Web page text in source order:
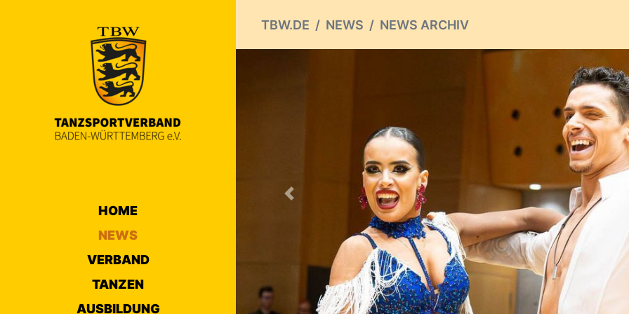
HOME
NEWS
VERBAND
TANZEN
AUSBILDUNG
TBW.DE NEWS NEWS ARCHIV
Previous